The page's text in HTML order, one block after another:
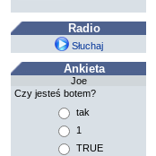
Radio
Słuchaj
Ankieta
Joe
Czy jesteś botem?
tak
1
TRUE